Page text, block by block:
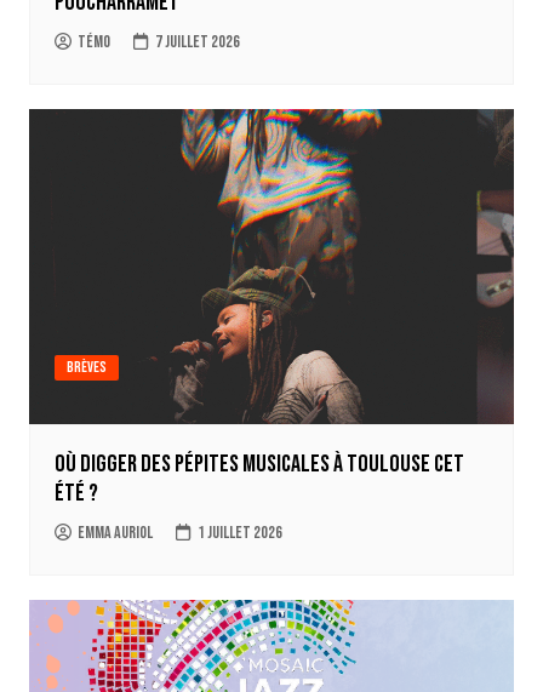
Témo 7 juillet 2026
Brèves
Où digger des pépites musicales à Toulouse cet
été ?
Emma Auriol 1 juillet 2026